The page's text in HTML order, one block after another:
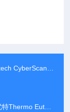
pH 610 pH计
Ion 2700 离子测量仪